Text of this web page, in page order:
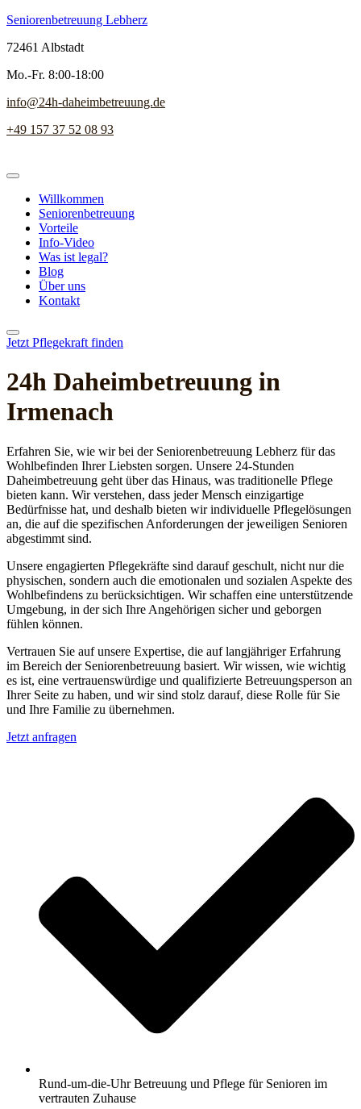
Seniorenbetreuung Lebherz
72461 Albstadt
Mo.-Fr. 8:00-18:00
info@24h-daheimbetreuung.de
+49 157 37 52 08 93
Willkommen
Seniorenbetreuung
Vorteile
Info-Video
Was ist legal?
Blog
Über uns
Kontakt
Jetzt Pflegekraft finden
24h Daheim­betreuung in
Irmenach
Erfahren Sie, wie wir bei der Seniorenbetreuung Lebherz für das
Wohlbefinden Ihrer Liebsten sorgen. Unsere 24-Stunden
Daheimbetreuung geht über das Hinaus, was traditionelle Pflege
bieten kann. Wir verstehen, dass jeder Mensch einzigartige
Bedürfnisse hat, und deshalb bieten wir individuelle Pflegelösungen
an, die auf die spezifischen Anforderungen der jeweiligen Senioren
abgestimmt sind.
Unsere engagierten Pflegekräfte sind darauf geschult, nicht nur die
physischen, sondern auch die emotionalen und sozialen Aspekte des
Wohlbefindens zu berücksichtigen. Wir schaffen eine unterstützende
Umgebung, in der sich Ihre Angehörigen sicher und geborgen
fühlen können.
Vertrauen Sie auf unsere Expertise, die auf langjähriger Erfahrung
im Bereich der Seniorenbetreuung basiert. Wir wissen, wie wichtig
es ist, eine vertrauenswürdige und qualifizierte Betreuungsperson an
Ihrer Seite zu haben, und wir sind stolz darauf, diese Rolle für Sie
und Ihre Familie zu übernehmen.
Jetzt anfragen
Rund-um-die-Uhr Betreuung und Pflege für Senioren im
vertrauten Zuhause